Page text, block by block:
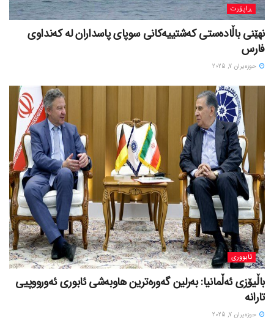
ڕاپۆرت
نهێنی باڵادەستی کەشتییەکانی سوپای پاسداران لە کەنداوی
فارس
حوزه‌یران 7, 2025
ئابووری
باڵیۆزی ئەڵمانیا: بەرلین گەورەترین هاوبەشی ئابوری ئەورووپیی
تارانە
حوزه‌یران 7, 2025